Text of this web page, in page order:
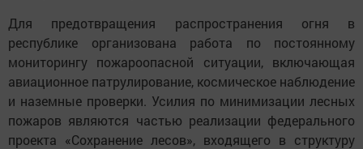
Для предотвращения распространения огня в
республике организована работа по постоянному
мониторингу пожароопасной ситуации, включающая
авиационное патрулирование, космическое наблюдение
и наземные проверки. Усилия по минимизации лесных
пожаров являются частью реализации федерального
проекта «Сохранение лесов», входящего в структуру